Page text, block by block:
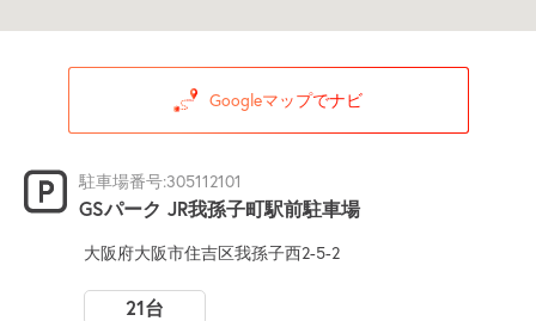
Googleマップでナビ
駐車場番号:305112101
GSパーク JR我孫子町駅前駐車場
大阪府大阪市住吉区我孫子西2-5-2
21台